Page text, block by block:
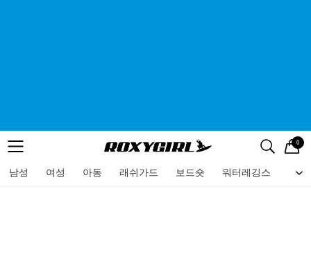
메뉴 검색
로고 0
남성 여성 아동 래쉬가드 보드숏 워터레깅스 비
메뉴